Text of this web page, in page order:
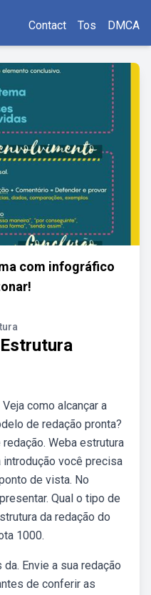
Contact Tos DMCA
com infográfico
como alcançar a
de redação pronta?
Weba estrutura
introdução você precisa
de vista. No
Qual o tipo de
da redação do
1000.
Envie a sua redação
de conferir as